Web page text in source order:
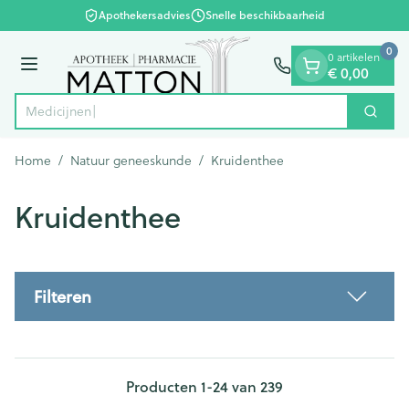
Ga naar de inhoudApothekersadvies Snelle beschikbaarheid
Menu
Product, merk, categorie... Zoek
0 artikelen
€ 0,00
0
Home / Natuur geneeskunde / Kruidenthee
Kruidenthee
Filteren
Producten 1-24van 239